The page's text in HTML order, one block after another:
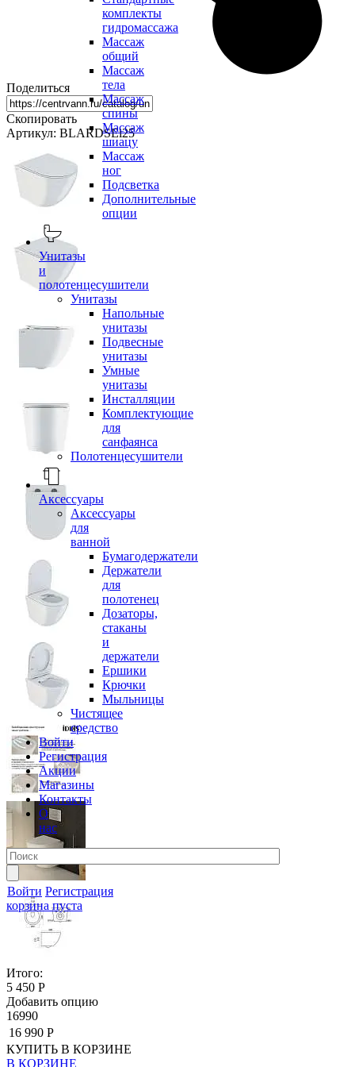
комплекты
гидромассажа
Массаж
общий
Массаж
тела
Массаж
спины
Массаж
шиацу
Массаж
ног
Подсветка
Дополнительные
опции
Унитазы
и
полотенцесушители
Унитазы
Напольные
унитазы
Подвесные
унитазы
Умные
унитазы
Инсталляции
Комплектующие
для
санфаянса
Полотенцесушители
Аксессуары
Аксессуары
для
ванной
Бумагодержатели
Держатели
для
полотенец
Дозаторы,
стаканы
и
держатели
Ершики
Крючки
Мыльницы
Чистящее
средство
Войти
Регистрация
Акции
Магазины
Контакты
О
нас
Войти Регистрация
корзина пуста
Поделиться
Скопировать
Артикул: BLARDSEi25
Итого:
5 450 Р
Добавить опцию
16990
16 990 Р
КУПИТЬ В КОРЗИНЕ
В КОРЗИНЕ